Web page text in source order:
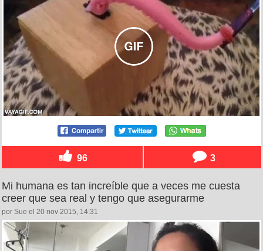
96 3
Mi humana es tan increíble que a veces me cuesta
creer que sea real y tengo que asegurarme
por Sue el 20 nov 2015, 14:31